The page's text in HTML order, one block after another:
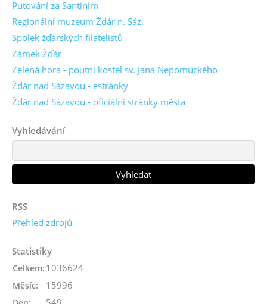
Putování za Santinim
Regionální muzeum Žďár n. Sáz.
Spolek žďárských filatelistů
Zámek Žďár
Zelená hora - poutní kostel sv. Jana Nepomuckého
Žďár nad Sázavou - estránky
Žďár nad Sázavou - oficiální stránky města
Vyhledávání
RSS
Přehled zdrojů
Statistiky
Celkem: 1036624
Měsíc: 15996